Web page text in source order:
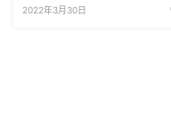
2022年3月30日